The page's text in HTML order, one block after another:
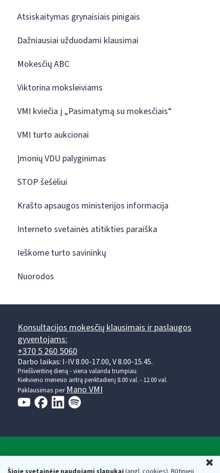
Atsiskaitymas grynaisiais pinigais
Dažniausiai užduodami klausimai
Mokesčių ABC
Viktorina moksleiviams
VMI kviečia į „Pasimatymą su mokesčiais“
VMI turto aukcionai
Įmonių VDU palyginimas
STOP šešėliui
Krašto apsaugos ministerijos informacija
Interneto svetainės atitikties paraiška
Ieškome turto savininkų
Nuorodos
Konsultacijos mokesčių klausimais ir paslaugos
gyventojams:
+370 5 260 5060
Darbo laikas: I-IV 8.00-17.00, V 8.00-15.45.
Prieššventinę dieną - viena valanda trumpiau.
Kiekvieno mėnesio antrą penktadienį 8.00 val. - 12.00 val.
Paklausimas per Mano VMI